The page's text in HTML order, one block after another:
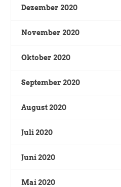
Dezember 2020
November 2020
Oktober 2020
September 2020
August 2020
Juli 2020
Juni 2020
Mai 2020